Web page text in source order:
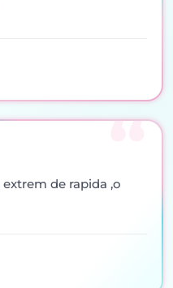
de rapida ,o